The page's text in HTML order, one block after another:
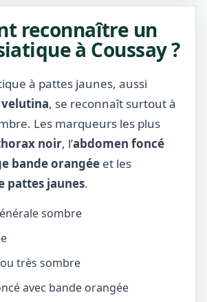
reconnaître un
à Coussay ?
à pattes jaunes, aussi
velutina, se reconnaît surtout à
Les marqueurs les plus
noir, l’abdomen foncé
bande orangée et les
pattes jaunes.
sombre
très sombre
avec bande orangée